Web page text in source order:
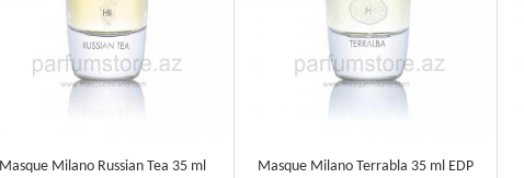
Masque Milano Russian Tea 35 ml
Masque Milano Terrabla 35 ml EDP